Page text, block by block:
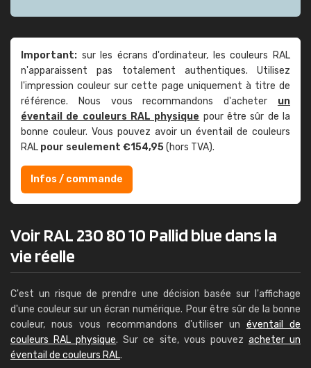
Important: sur les écrans d'ordinateur, les couleurs RAL
n'apparaissent pas totalement authentiques. Utilisez
l'impression couleur sur cette page uniquement à titre de
référence. Nous vous recommandons d'acheter un
éventail de couleurs RAL physique pour être sûr de la
bonne couleur. Vous pouvez avoir un éventail de couleurs
RAL pour seulement €154,95(hors TVA).
Infos / commande
Voir RAL 230 80 10 Pallid blue dans la
vie réelle
C'est un risque de prendre une décision basée sur l'affichage
d'une couleur sur un écran numérique. Pour être sûr de la bonne
couleur, nous vous recommandons d'utiliser un éventail de
couleurs RAL physique. Sur ce site, vous pouvez acheter un
éventail de couleurs RAL.